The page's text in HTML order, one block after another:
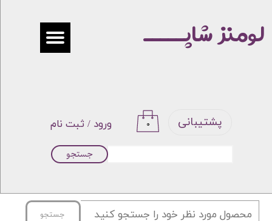
ورود / ثبت نام
حساب کاربری من
خروج از حساب کاربری
۰ پشتیبانی
جستجو
لومنز شاپـــــ
جستجو